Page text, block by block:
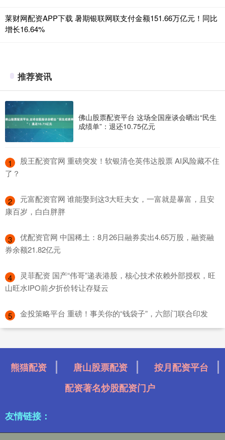
莱财网配资APP下载 暑期银联网联支付金额151.66万亿元！同比
增长16.64%
推荐资讯
佛山股票配资平台 这场全国座谈会晒出“民生
成绩单”：退还10.75亿元
1
​股王配资官网 重磅突发！软银清仓英伟达股票 AI风险藏不住
了？
2
​元富配资官网 谁能娶到这3大旺夫女，一富就是暴富，且安
康百岁，白白胖胖
3
​优配资官网 中国稀土：8月26日融券卖出4.65万股，融资融
券余额21.82亿元
4
​灵菲配资 国产“伟哥”递表港股，核心技术依赖外部授权，旺
山旺水IPO前夕折价转让存疑云
5 ​金投策略平台 重磅！事关你的“钱袋子”，六部门联合印发
熊猫配资 唐山股票配资
按月配资平台
配资著名炒股配资门户
友情链接：